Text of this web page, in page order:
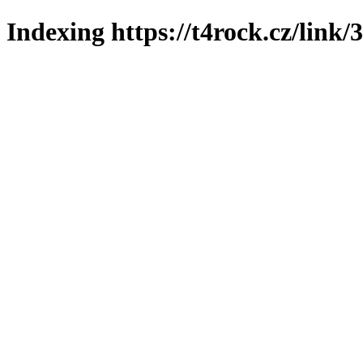
Indexing https://t4rock.cz/link/